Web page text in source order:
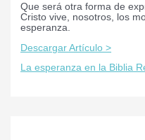
Que será otra forma de
Cristo vive, nosotros, los
esperanza.
Descargar Artículo >
La esperanza en la Biblia